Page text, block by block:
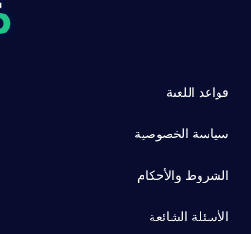
قواعد اللعبة
سياسة الخصوصية
الشروط والأحكام
الأسئلة الشائعة